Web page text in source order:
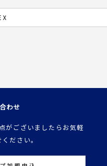
がございましたらお気軽
ださい。